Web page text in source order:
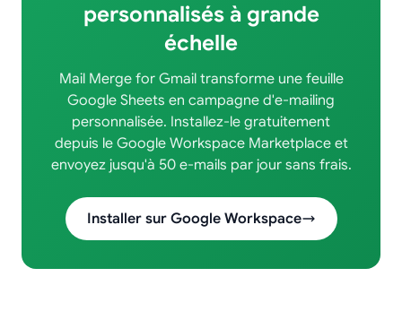
personnalisés à grande
échelle
Mail Merge for Gmail transforme une feuille
Google Sheets en campagne d'e-mailing
personnalisée. Installez-le gratuitement
depuis le Google Workspace Marketplace et
envoyez jusqu'à 50 e-mails par jour sans frais.
Installer sur Google Workspace